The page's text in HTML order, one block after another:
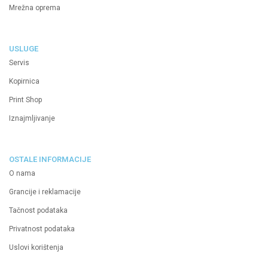
Mrežna oprema
USLUGE
Servis
Kopirnica
Print Shop
Iznajmljivanje
OSTALE INFORMACIJE
O nama
Grancije i reklamacije
Tačnost podataka
Privatnost podataka
Uslovi korištenja